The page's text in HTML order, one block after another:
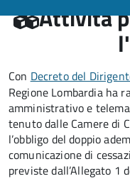
Attività
Con Decreto del
Regione Lombardia ha
amministrativo e
tenuto dalle Camere di
l’obbligo del doppio
comunicazione di
previste dall’Allegato 1